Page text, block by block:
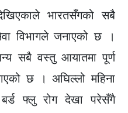
भारतसँगको सबै
विभागले जनाएको छ ।
सबै वस्तु आयातमा पूर्ण
छ । अघिल्लो महिना
बर्ड फ्लु रोग देखा परेसँगै